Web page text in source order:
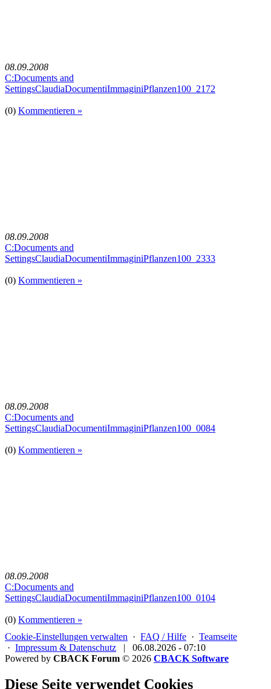
08.09.2008
C:Documents and
SettingsClaudiaDocumentiImmaginiPflanzen100_2172
(0) Kommentieren »
08.09.2008
C:Documents and
SettingsClaudiaDocumentiImmaginiPflanzen100_2333
(0) Kommentieren »
08.09.2008
C:Documents and
SettingsClaudiaDocumentiImmaginiPflanzen100_0084
(0) Kommentieren »
08.09.2008
C:Documents and
SettingsClaudiaDocumentiImmaginiPflanzen100_0104
(0) Kommentieren »
Cookie-Einstellungen verwalten · FAQ / Hilfe · Teamseite
· Impressum & Datenschutz |
06.08.2026 - 07:10
Powered by CBACK Forum © 2026 CBACK Software
Diese Seite verwendet Cookies